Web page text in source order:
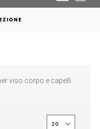
viso corpo e capelli